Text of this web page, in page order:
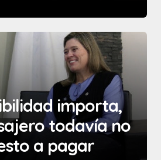
importa,
todavía no
a pagar